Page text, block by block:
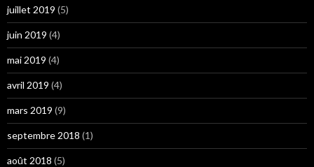
juillet 2019 (5)
juin 2019 (4)
mai 2019 (4)
avril 2019 (4)
mars 2019 (9)
septembre 2018 (1)
août 2018 (5)